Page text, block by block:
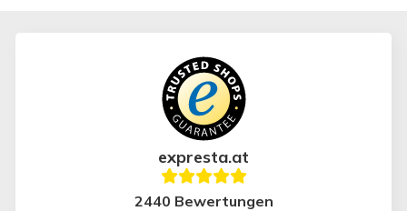
expresta.at
2440 Bewertungen